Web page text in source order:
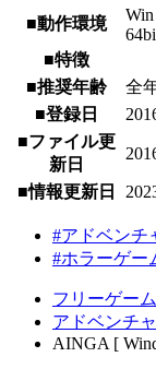
■動作環境
■特徴
■推奨年齢
全
■登録日
■ファイル更
新日
■情報更新日
#アドベンチ
#ホラーゲー
フリーゲー
アドベンチ
AINGA [